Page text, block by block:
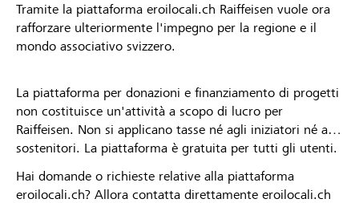
Tramite la piattaforma eroilocali.ch Raiffeisen vuole ora
rafforzare ulteriormente l'impegno per la regione e il
mondo associativo svizzero.
La piattaforma per donazioni e finanziamento di progetti
non costituisce un'attività a scopo di lucro per
Raiffeisen. Non si applicano tasse né agli iniziatori né ai
sostenitori. La piattaforma è gratuita per tutti gli utenti.
Hai domande o richieste relative alla piattaforma
eroilocali.ch? Allora contatta direttamente eroilocali.ch